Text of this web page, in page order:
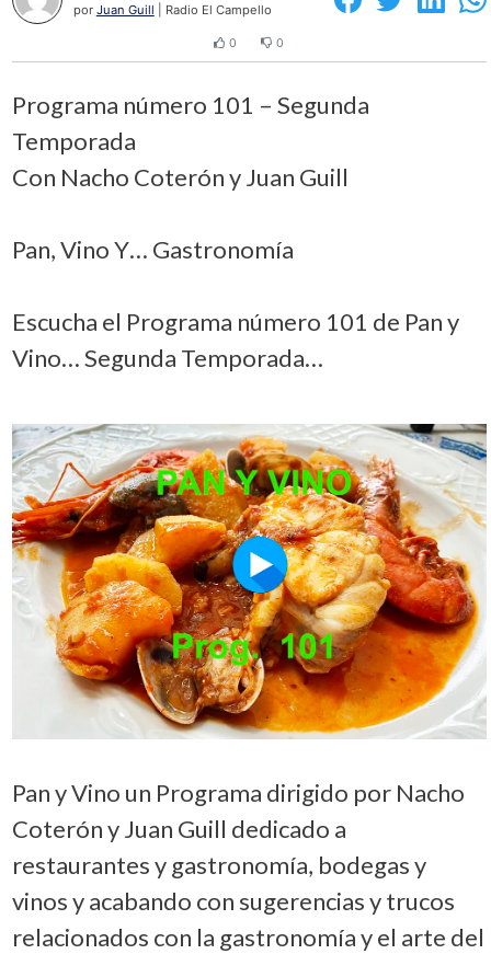
por Juan Guill | Radio El Campello
0 0
Programa número 101 – Segunda
Temporada
Con Nacho Coterón y Juan Guill
Pan, Vino Y… Gastronomía
Escucha el Programa número 101 de Pan y
Vino… Segunda Temporada…
Pan y Vino un Programa dirigido por Nacho
Coterón y Juan Guill dedicado a
restaurantes y gastronomía, bodegas y
vinos y acabando con sugerencias y trucos
relacionados con la gastronomía y el arte del